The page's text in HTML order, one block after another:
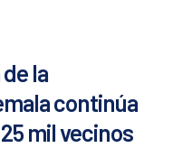
la
continúa
mil vecinos